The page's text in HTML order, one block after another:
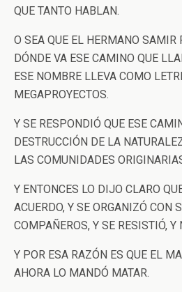
QUE TANTO HABLAN.
O SEA QUE EL HERMANO SAMIR
DÓNDE VA ESE CAMINO QUE
ESE NOMBRE LLEVA COMO
MEGAPROYECTOS.
Y SE RESPONDIÓ QUE ESE
DESTRUCCIÓN DE LA
LAS COMUNIDADES
Y ENTONCES LO DIJO CLARO
ACUERDO, Y SE ORGANIZÓ CON
COMPAÑEROS, Y SE RESISTIÓ, Y
Y POR ESA RAZÓN ES QUE EL
AHORA LO MANDÓ MATAR.